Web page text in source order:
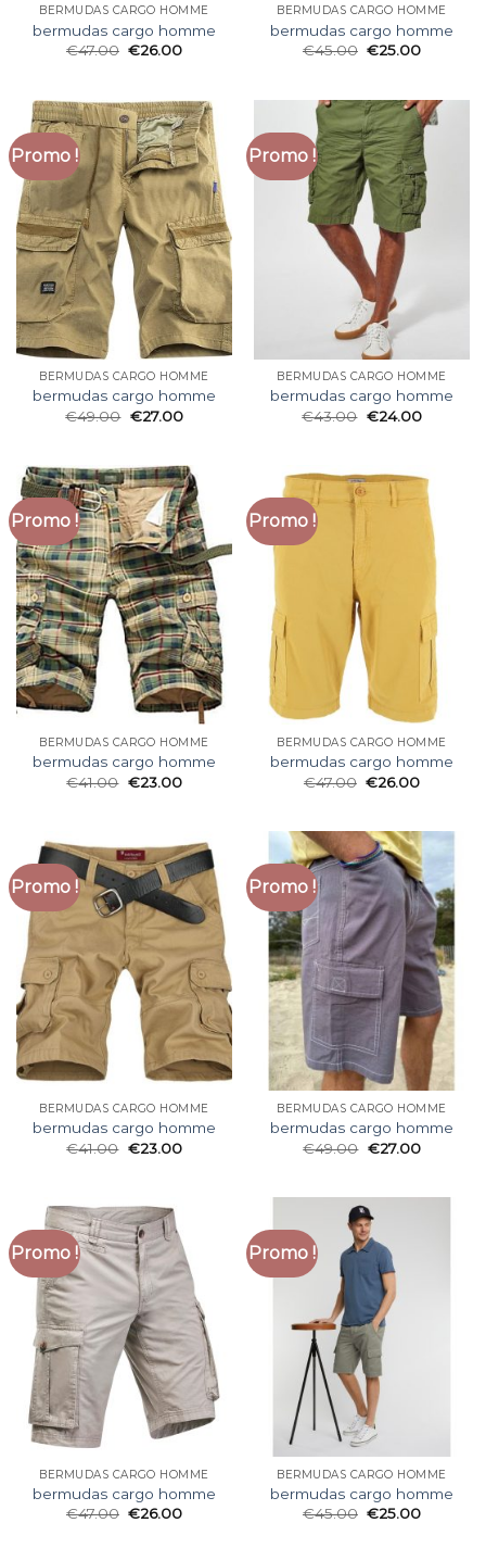
BERMUDAS CARGO HOMME
bermudas cargo homme
€47.00 €26.00
BERMUDAS CARGO HOMME
bermudas cargo homme
€45.00 €25.00
Promo !
BERMUDAS CARGO HOMME
bermudas cargo homme
€49.00 €27.00
Promo !
BERMUDAS CARGO HOMME
bermudas cargo homme
€43.00 €24.00
Promo !
BERMUDAS CARGO HOMME
bermudas cargo homme
€41.00 €23.00
Promo !
BERMUDAS CARGO HOMME
bermudas cargo homme
€47.00 €26.00
Promo !
BERMUDAS CARGO HOMME
bermudas cargo homme
€41.00 €23.00
Promo !
BERMUDAS CARGO HOMME
bermudas cargo homme
€49.00 €27.00
Promo !
BERMUDAS CARGO HOMME
bermudas cargo homme
€47.00 €26.00
Promo !
BERMUDAS CARGO HOMME
bermudas cargo homme
€45.00 €25.00